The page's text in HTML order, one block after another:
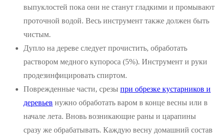
выпуклостей пока они не станут гладкими и промывают
проточной водой. Весь инструмент также должен быть
чистым.
Дупло на дереве следует прочистить, обработать
раствором медного купороса (5%). Инструмент и руки
продезинфицировать спиртом.
Поврежденные части, срезы при обрезке кустарников и
деревьев нужно обработать варом в конце весны или в
начале лета. Вновь возникающие раны и царапины
сразу же обрабатывать. Каждую весну домашний состав